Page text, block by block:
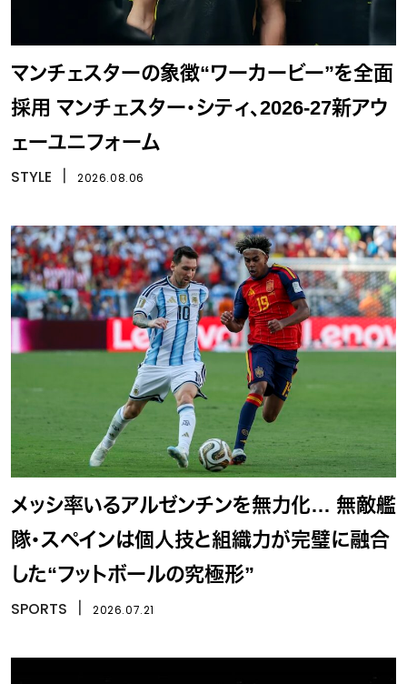
マンチェスターの象徴“ワーカービー”を全面
採用 マンチェスター・シティ、2026-27新アウ
ェーユニフォーム
STYLE 2026.08.06
メッシ率いるアルゼンチンを無力化… 無敵艦
隊・スペインは個人技と組織力が完璧に融合
した“フットボールの究極形”
SPORTS 2026.07.21